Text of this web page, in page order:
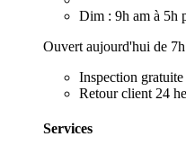
Dim : 9h am à 5h
Ouvert aujourd'hui de
Inspection
Retour client 24
Services